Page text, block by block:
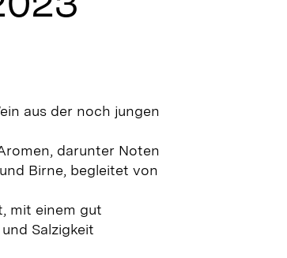
aus der noch jungen
darunter Noten
Birne, begleitet von
mit einem gut
Salzigkeit